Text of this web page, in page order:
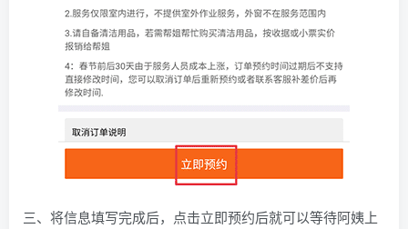
三、将信息填写完成后，点击立即预约后就可以等待阿姨上